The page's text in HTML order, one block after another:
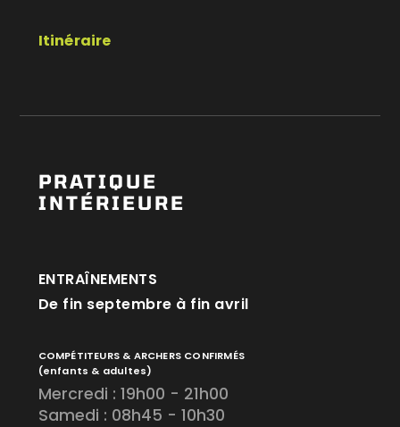
Itinéraire
PRATIQUE
INTÉRIEURE
ENTRAÎNEMENTS
De fin septembre à fin avril
COMPÉTITEURS & ARCHERS CONFIRMÉS
(enfants & adultes)
Mercredi : 19h00 - 21h00
Samedi : 08h45 - 10h30